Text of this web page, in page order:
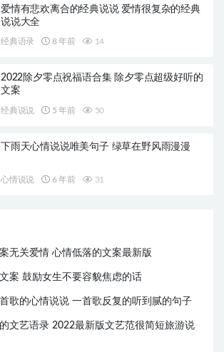
爱情有悲欢离合的经典说说 爱情很复杂的经典
说说大全
经典语录 8 年前 14
2022除夕零点祝福语合集 除夕零点超级好听的
文案
经典说说 5 年前 50
下雨天心情说说唯美句子 绿草在野风雨漫漫
心情说说 6 年前 31
无关爱情 心情低落的文案最新版
案 鼓励女生不要容貌焦虑的话
歌的心情说说 一首歌反复的听到腻的句子
文艺语录 2022最新版文艺范很简短旅游说